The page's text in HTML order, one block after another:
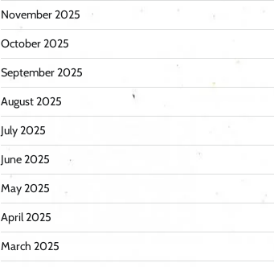
November 2025
October 2025
September 2025
August 2025
July 2025
June 2025
May 2025
April 2025
March 2025